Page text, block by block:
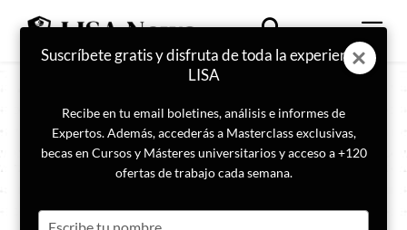
Suscríbete gratis y disfruta de toda la experiencia
LISA
Recibe en tu email boletines, análisis e informes de
Expertos. Además, accederás a Masterclass exclusivas,
becas en Cursos y Másteres universitarios y acceso a +120
ofertas de trabajo cada semana.